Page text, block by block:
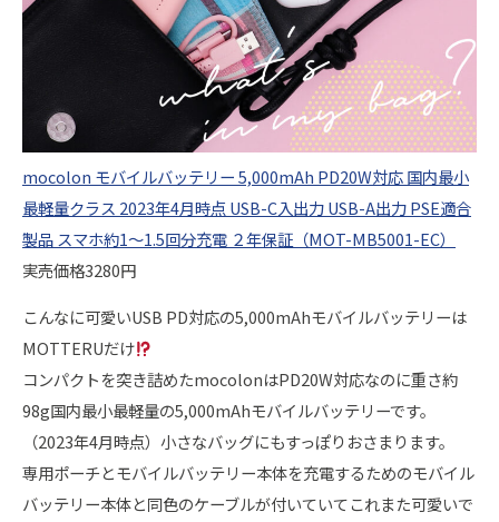
mocolon モバイルバッテリー 5,000mAh PD20W対応 国内最小
最軽量クラス 2023年4月時点 USB-C入出力 USB-A出力 PSE適合
製品 スマホ約1～1.5回分充電 ２年保証（MOT-MB5001-EC）
実売価格3280円
こんなに可愛いUSB PD対応の5,000mAhモバイルバッテリーは
MOTTERUだけ
コンパクトを突き詰めたmocolonはPD20W対応なのに重さ約
98g国内最小最軽量の5,000mAhモバイルバッテリーです。
（2023年4月時点）小さなバッグにもすっぽりおさまります。
専用ポーチとモバイルバッテリー本体を充電するためのモバイル
バッテリー本体と同色のケーブルが付いていてこれまた可愛いで